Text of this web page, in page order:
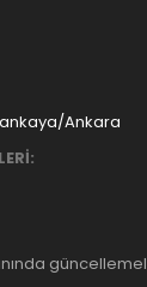
Ankara